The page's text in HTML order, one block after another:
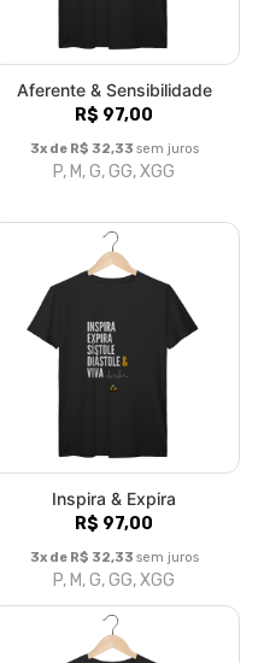
Aferente & Sensibilidade
R$ 97,00
3x de R$ 32,33 sem juros
P, M, G, GG, XGG
Inspira & Expira
R$ 97,00
3x de R$ 32,33 sem juros
P, M, G, GG, XGG